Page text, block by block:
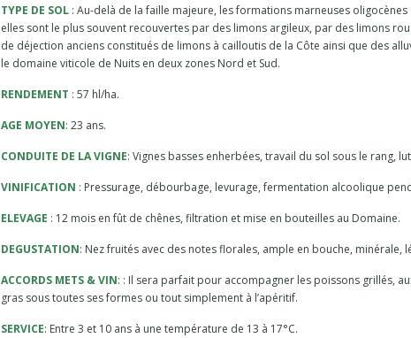
TYPE DE SOL : Au-delà de la faille majeure, les formations marneuses
elles sont le plus souvent recouvertes par des limons argileux, par des limons
de déjection anciens constitués de limons à cailloutis de la Côte ainsi que des
le domaine viticole de Nuits en deux zones Nord et Sud.
RENDEMENT : 57 hl/ha.
AGE MOYEN: 23 ans.
CONDUITE DE LA VIGNE: Vignes basses enherbées, travail du sol sous le rang,
VINIFICATION : Pressurage, débourbage, levurage, fermentation alcoolique
ELEVAGE : 12 mois en fût de chênes, filtration et mise en bouteilles au Domaine.
DEGUSTATION: Nez fruités avec des notes florales, ample en bouche,
ACCORDS METS & VIN: : Il sera parfait pour accompagner les poissons grillés,
gras sous toutes ses formes ou tout simplement à l’apéritif.
SERVICE: Entre 3 et 10 ans à une température de 13 à 17°C.